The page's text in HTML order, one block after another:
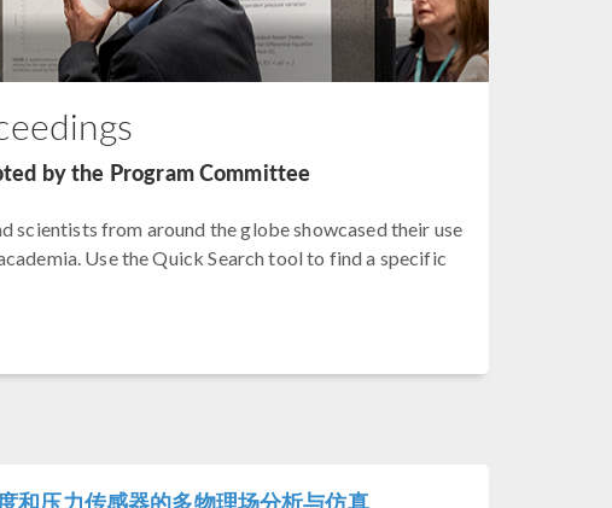
by the Program Committee
scientists from around the globe showcased their use
Use the Quick Search tool to find a specific
和压力传感器的多物理场分析与仿真